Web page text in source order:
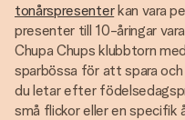
tonårspresenterkan vara
presenter till 10-åringar
Chupa Chups klubbtorn
sparbössa för att spara
du letar efter
små flickor eller en specifik